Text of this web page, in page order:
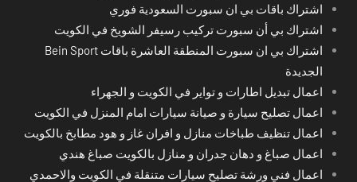
اشتراك باقات بي ان سبورت السعودية فوري
اشتراك بي أن سبورت تركيب رسيفر الشويخ في الكويت
اشتراك بي ان سبورت المنطقة العاشرة باقات Bein Sport
الجديدة
اعمال تبديل اطارات و تواير في الكويت و الجهراء
اعمال تصليح سيارة و صيانة سيارات امام المنزل في الكويت
اعمال تنظيف طباخات منازل و افران غاز و هود مطابخ بالكويت
اعمال صباغ و دهان جدران و منازل بالكويت صباغ هندي
اعمال فني ورشة تصليح سيارات متنقلة في الكويت والاحمدي